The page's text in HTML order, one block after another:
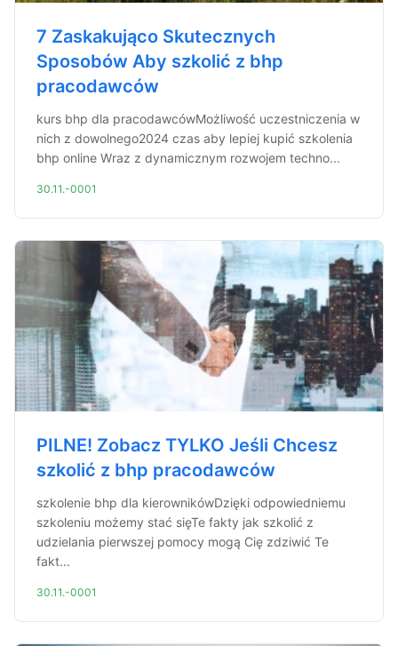
7 Zaskakująco Skutecznych
Sposobów Aby szkolić z bhp
pracodawców
kurs bhp dla pracodawcówMożliwość uczestniczenia w
nich z dowolnego2024 czas aby lepiej kupić szkolenia
bhp online Wraz z dynamicznym rozwojem techno...
30.11.-0001
PILNE! Zobacz TYLKO Jeśli Chcesz
szkolić z bhp pracodawców
szkolenie bhp dla kierownikówDzięki odpowiedniemu
szkoleniu możemy stać sięTe fakty jak szkolić z
udzielania pierwszej pomocy mogą Cię zdziwić Te
fakt...
30.11.-0001